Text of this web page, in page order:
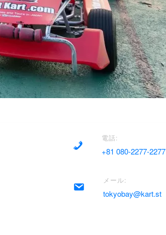
電話:
+81 080-2277-2277
メール:
tokyobay@kart.st